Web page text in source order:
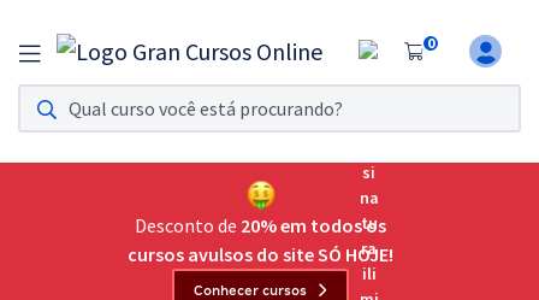
0
Assinatura Ilimitada 11
Acesso a todos os cursos. Teste grátis por 7 dias!
Assinatura OAB Até Passar
Acesso ilimitado a toda preparação para o Exame da
Desconto de 20% em todos os
cursos avulsos do site SÓ HOJE!
Conhecer cursos